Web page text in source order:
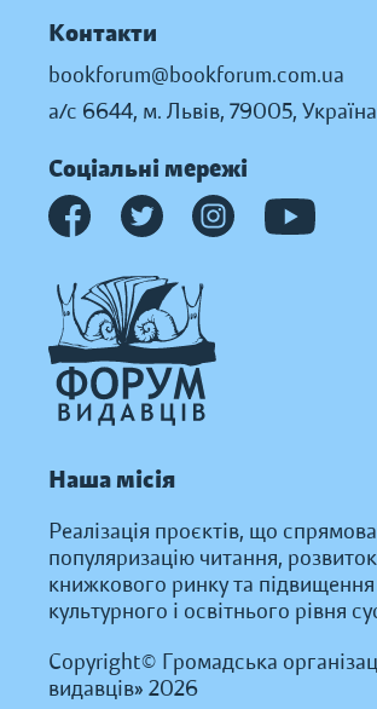
Контакти
bookforum@bookforum.com.ua
а/с 6644, м. Львів, 79005, Україна
Соціальні мережі
Наша місія
Реалізація проєктів, що
популяризацію читання, розвиток
книжкового ринку та підвищення
культурного і освітнього рівня
Copyright© Громадська
видавців» 2026